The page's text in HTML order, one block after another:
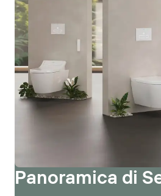
Panoramica di